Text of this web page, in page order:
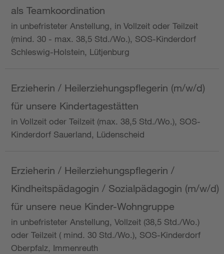
als Teamkoordination
in unbefristeter Anstellung, in Vollzeit oder Teilzeit
(mind. 30 - max. 38,5 Std./Wo.), SOS-Kinderdorf
Schleswig-Holstein, Lütjenburg
Erzieherin / Heilerziehungspflegerin (m/w/d)
für unsere Kindertagestätten
in Vollzeit oder Teilzeit (max. 38,5 Std./Wo.), SOS-
Kinderdorf Sauerland, Lüdenscheid
Erzieherin / Heilerziehungspflegerin /
Kindheitspädagogin / Sozialpädagogin (m/w/d)
für unsere neue Kinder-Wohngruppe
in unbefristeter Anstellung, Vollzeit (38,5 Std./Wo.)
oder Teilzeit ( mind. 30 Std./Wo.), SOS-Kinderdorf
Oberpfalz, Immenreuth